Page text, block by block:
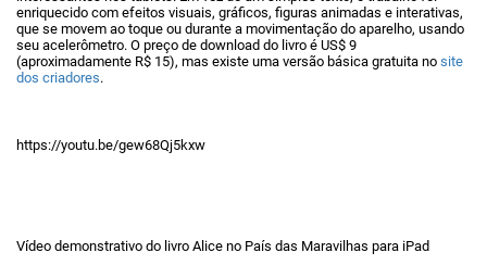
enriquecido com efeitos visuais, gráficos, figuras animadas e interativas,
que se movem ao toque ou durante a movimentação do aparelho, usando
seu acelerômetro. O preço de download do livro é US$ 9
(aproximadamente R$ 15), mas existe uma versão básica gratuita no site
dos criadores.
https://youtu.be/gew68Qj5kxw
Vídeo demonstrativo do livro Alice no País das Maravilhas para iPad